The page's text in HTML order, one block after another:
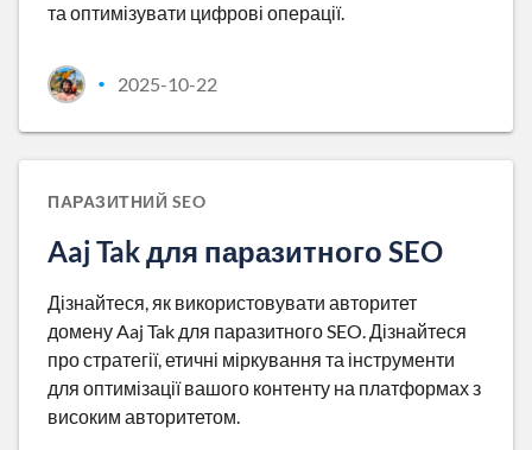
та оптимізувати цифрові операції.
• 2025-10-22
ПАРАЗИТНИЙ SEO
Aaj Tak для паразитного SEO
Дізнайтеся, як використовувати авторитет
домену Aaj Tak для паразитного SEO. Дізнайтеся
про стратегії, етичні міркування та інструменти
для оптимізації вашого контенту на платформах з
високим авторитетом.